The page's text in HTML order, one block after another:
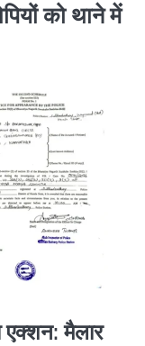
को थाने में
मैलार